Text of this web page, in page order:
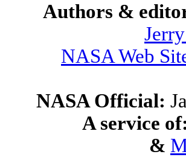
Authors &
NASA Web
NASA Official:
A service of:
&